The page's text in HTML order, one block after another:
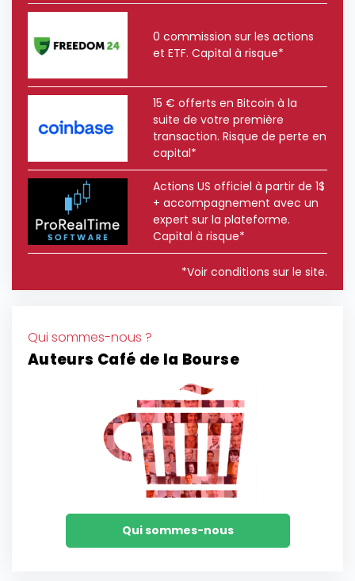
0 commission sur les actions
et ETF. Capital à risque*
15 € offerts en Bitcoin à la
suite de votre première
transaction. Risque de perte en
capital*
Actions US officiel à partir de 1$
+ accompagnement avec un
expert sur la plateforme.
Capital à risque*
*Voir conditions sur le site.
Qui sommes-nous ?
Auteurs Café de la Bourse
Qui sommes-nous